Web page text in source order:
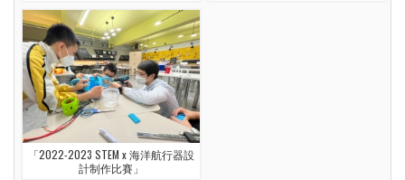
「2022-2023 STEM x 海洋航行器設
計制作比賽」